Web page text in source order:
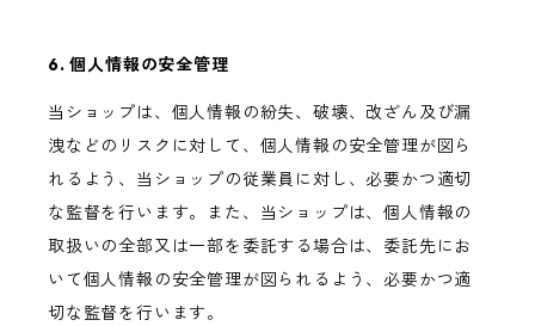
6. 個人情報の安全管理
当ショップは、個人情報の紛失、破壊、改ざん及び漏
洩などのリスクに対して、個人情報の安全管理が図ら
れるよう、当ショップの従業員に対し、必要かつ適切
な監督を行います。また、当ショップは、個人情報の
取扱いの全部又は一部を委託する場合は、委託先にお
いて個人情報の安全管理が図られるよう、必要かつ適
切な監督を行います。